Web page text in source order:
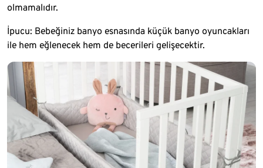
olmamalıdır.
İpucu: Bebeğiniz banyo esnasında küçük banyo oyuncakları
ile hem eğlenecek hem de becerileri gelişecektir.